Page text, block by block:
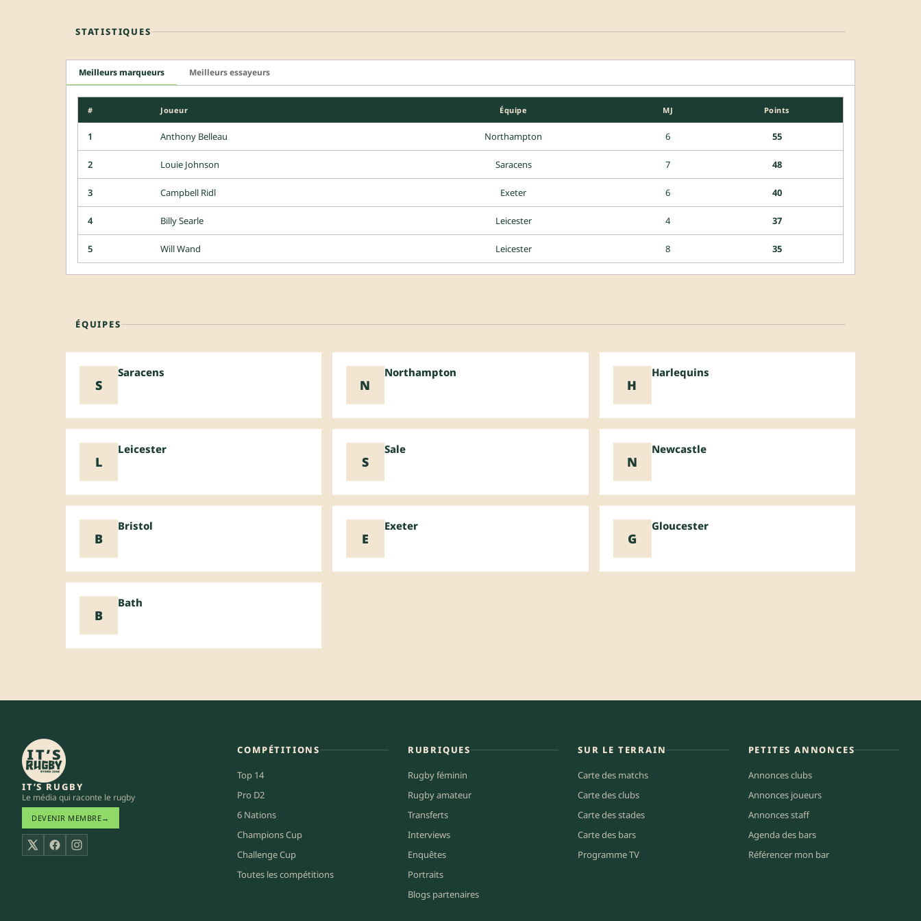
STATISTIQUES
Meilleurs marqueurs Meilleurs essayeurs
# Joueur Équipe MJ Points
1 Anthony Belleau Northampton 6 55
2 Louie Johnson Saracens 7 48
3 Campbell Ridl Exeter 6 40
4 Billy Searle Leicester 4 37
5 Will Wand Leicester 8 35
ÉQUIPES
S
Saracens
N
Northampton
H
Harlequins
L
Leicester
S
Sale
N
Newcastle
B
Bristol
E
Exeter
G
Gloucester
B
Bath
IT’S RUGBY
Le média qui raconte le rugby
DEVENIR MEMBRE→
X FacebookInstagram
COMPÉTITIONS
Top 14
Pro D2
6 Nations
Champions Cup
Challenge Cup
Toutes les compétitions
RUBRIQUES
Rugby féminin
Rugby amateur
Transferts
Interviews
Enquêtes
Portraits
Blogs partenaires
SUR LE TERRAIN
Carte des matchs
Carte des clubs
Carte des stades
Carte des bars
Programme TV
PETITES ANNONCES
Annonces clubs
Annonces joueurs
Annonces staff
Agenda des bars
Référencer mon bar